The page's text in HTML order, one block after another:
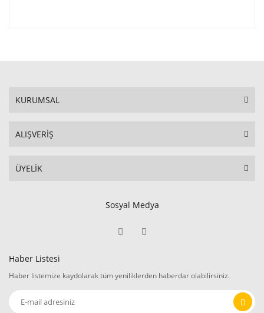
KURUMSAL
ALIŞVERİŞ
ÜYELİK
Sosyal Medya
Haber Listesi
Haber listemize kaydolarak tüm yeniliklerden haberdar olabilirsiniz.